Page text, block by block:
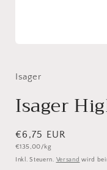
Modal
öffnen
Isager
Isager
Normaler
Preis
€6,75 EUR
Grundpreis
€135,00/kg
Inkl. Steuern. Versand wird